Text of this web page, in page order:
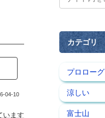
04-10
います
カテゴリ
プロローグ
涼しい
富士山